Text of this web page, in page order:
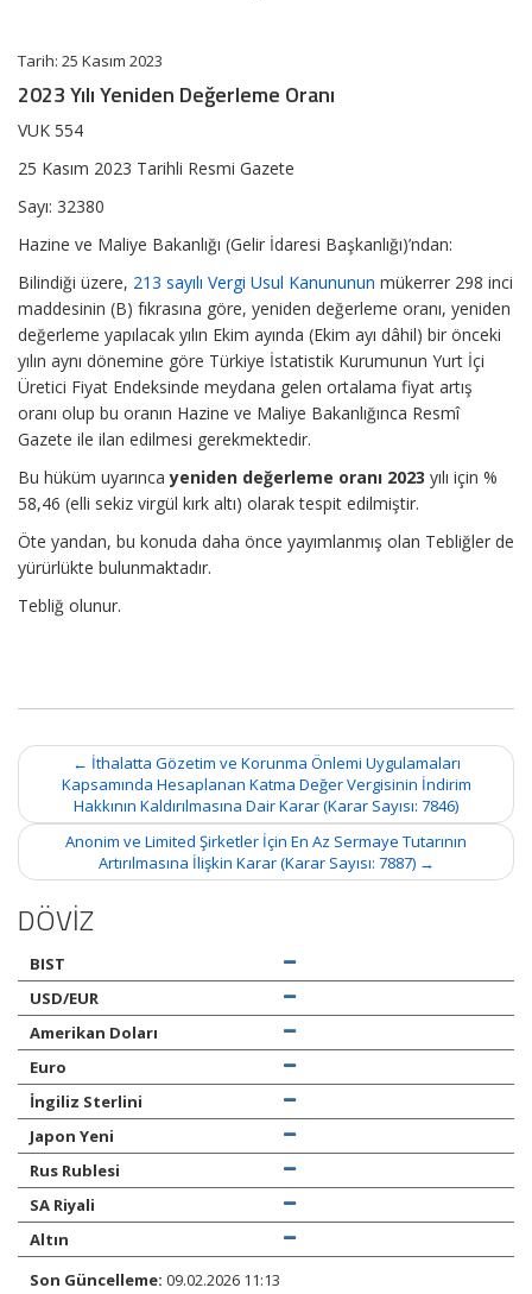
Tarih: 25 Kasım 2023
2023 Yılı Yeniden Değerleme Oranı
VUK 554
25 Kasım 2023 Tarihli Resmi Gazete
Sayı: 32380
Hazine ve Maliye Bakanlığı (Gelir İdaresi Başkanlığı)’ndan:
Bilindiği üzere, 213 sayılı Vergi Usul Kanununun mükerrer 298 inci
maddesinin (B) fıkrasına göre, yeniden değerleme oranı, yeniden
değerleme yapılacak yılın Ekim ayında (Ekim ayı dâhil) bir önceki
yılın aynı dönemine göre Türkiye İstatistik Kurumunun Yurt İçi
Üretici Fiyat Endeksinde meydana gelen ortalama fiyat artış
oranı olup bu oranın Hazine ve Maliye Bakanlığınca Resmî
Gazete ile ilan edilmesi gerekmektedir.
Bu hüküm uyarıncayeniden değerleme oranı 2023 yılı için %
58,46 (elli sekiz virgül kırk altı) olarak tespit edilmiştir.
Öte yandan, bu konuda daha önce yayımlanmış olan Tebliğler de
yürürlükte bulunmaktadır.
Tebliğ olunur.
Post
navigation
← İthalatta Gözetim ve Korunma Önlemi Uygulamaları
Kapsamında Hesaplanan Katma Değer Vergisinin İndirim
Hakkının Kaldırılmasına Dair Karar (Karar Sayısı: 7846)
Anonim ve Limited Şirketler İçin En Az Sermaye Tutarının
Artırılmasına İlişkin Karar (Karar Sayısı: 7887) →
DÖVİZ
BIST
USD/EUR
Amerikan Doları
Euro
İngiliz Sterlini
Japon Yeni
Rus Rublesi
SA Riyali
Altın
Son Güncelleme: 09.02.2026 11:13